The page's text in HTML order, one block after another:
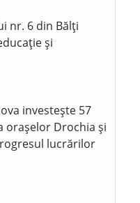
nr. 6 din Bălți
și
investește 57
orașelor Drochia și
lucrărilor